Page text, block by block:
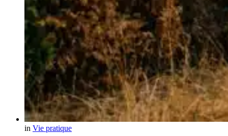
in Vie pratique